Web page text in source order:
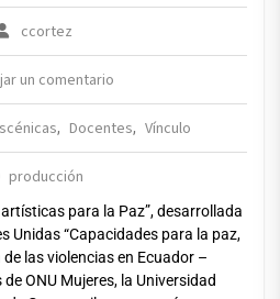
ccortez
un comentario
, Docentes, Vínculo
producción
para la Paz”, desarrollada
Unidas “Capacidades para la paz,
las violencias en Ecuador –
ONU Mujeres, la Universidad